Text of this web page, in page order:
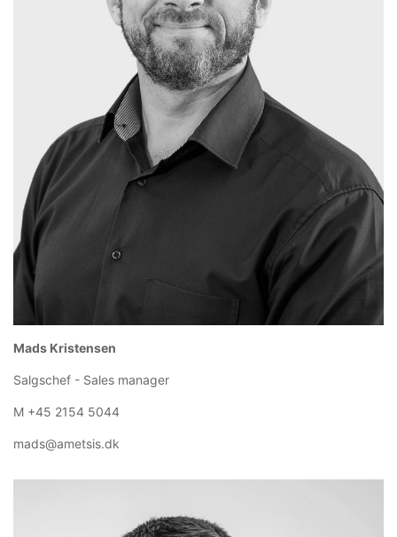
Mads Kristensen
Salgschef - Sales manager
M +45 2154 5044
mads@ametsis.dk